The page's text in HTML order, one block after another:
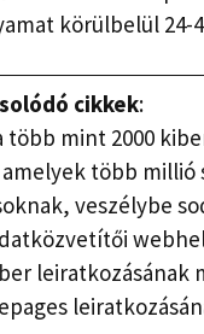
körülbelül 24-
cikkek:
több mint 2000
amelyek több
veszélybe
leiratkozásának